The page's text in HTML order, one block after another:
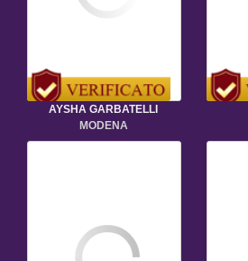
AYSHA GARBATELLI
MODENA